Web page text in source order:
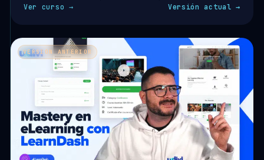
effects y sistema condicional. Acceso completo incluido
Ver curso → Versión actual →
VERSIÓN ANTERIOR